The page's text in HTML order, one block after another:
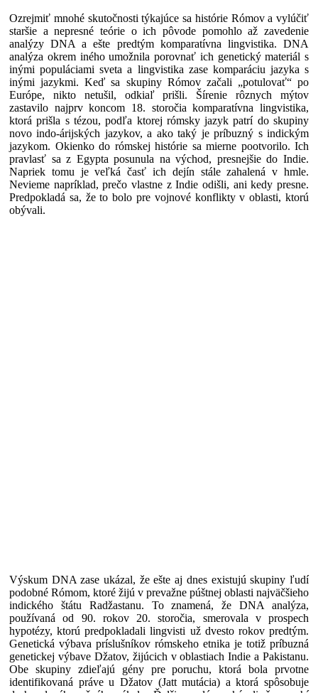
Ozrejmiť mnohé skutočnosti týkajúce sa histórie Rómov a vylúčiť
staršie a nepresné teórie o ich pôvode pomohlo až zavedenie
analýzy DNA a ešte predtým komparatívna lingvistika. DNA
analýza okrem iného umožnila porovnať ich genetický materiál s
inými populáciami sveta a lingvistika zase komparáciu jazyka s
inými jazykmi. Keď sa skupiny Rómov začali „potulovať“ po
Európe, nikto netušil, odkiaľ prišli. Šírenie rôznych mýtov
zastavilo najprv koncom 18. storočia komparatívna lingvistika,
ktorá prišla s tézou, podľa ktorej rómsky jazyk patrí do skupiny
novo indo-árijských jazykov, a ako taký je príbuzný s indickým
jazykom. Okienko do rómskej histórie sa mierne pootvorilo. Ich
pravlasť sa z Egypta posunula na východ, presnejšie do Indie.
Napriek tomu je veľká časť ich dejín stále zahalená v hmle.
Nevieme napríklad, prečo vlastne z Indie odišli, ani kedy presne.
Predpokladá sa, že to bolo pre vojnové konflikty v oblasti, ktorú
obývali.
Výskum DNA zase ukázal, že ešte aj dnes existujú skupiny ľudí
podobné Rómom, ktoré žijú v prevažne púštnej oblasti najväčšieho
indického štátu Radžastanu. To znamená, že DNA analýza,
používaná od 90. rokov 20. storočia, smerovala v prospech
hypotézy, ktorú predpokladali lingvisti už dvesto rokov predtým.
Genetická výbava príslušníkov rómskeho etnika je totiž príbuzná
genetickej výbave Džatov, žijúcich v oblastiach Indie a Pakistanu.
Obe skupiny zdieľajú gény pre poruchu, ktorá bola prvotne
identifikovaná práve u Džatov (Jatt mutácia) a ktorá spôsobuje